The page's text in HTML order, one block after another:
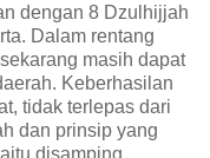
dengan 8 Dzulhijjah
Dalam rentang
masih dapat
Keberhasilan
tidak terlepas dari
dan prinsip yang
disamping